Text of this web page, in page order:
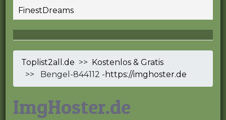
FinestDreams
Toplist2all.de >>
Kostenlos & Gratis
>> Bengel-844112 - https://imghoster.de
ImgHoster.de